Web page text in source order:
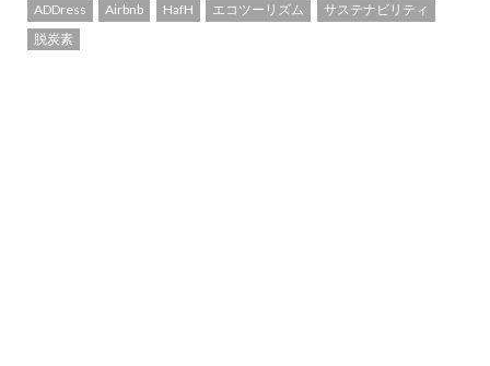
ADDress
Airbnb HafH エコツーリズム
サステナビリティ
脱炭素